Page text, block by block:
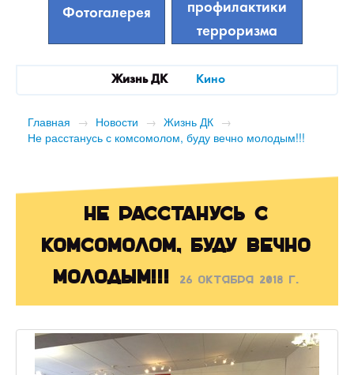
Фотогалерея
профилактики
терроризма
Жизнь ДК Кино
Главная → Новости → Жизнь ДК →
​Не расстанусь с комсомолом, буду вечно молодым!!!
​Не расстанусь с
комсомолом, буду вечно
молодым!!!
26 октября 2018 г.